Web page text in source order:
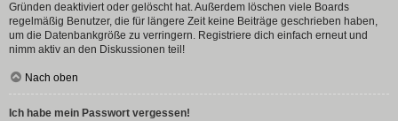
Gründen deaktiviert oder gelöscht hat. Außerdem löschen viele Boards
regelmäßig Benutzer, die für längere Zeit keine Beiträge geschrieben haben,
um die Datenbankgröße zu verringern. Registriere dich einfach erneut und
nimm aktiv an den Diskussionen teil!
Nach oben
Ich habe mein Passwort vergessen!